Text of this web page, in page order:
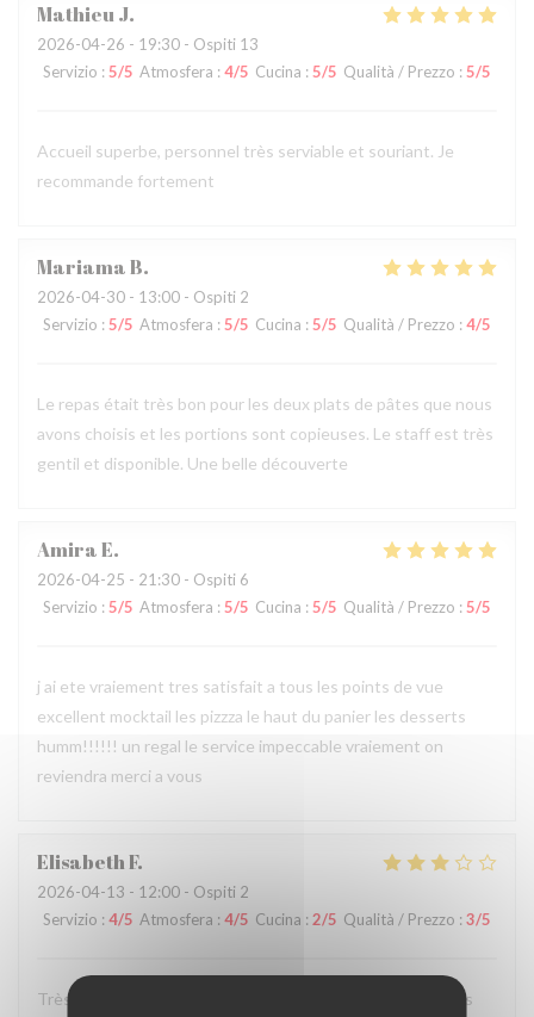
MathieuJ
2026-04-26 - 19:30 - Ospiti 13
Servizio : 5/5 Atmosfera : 4/5 Cucina : 5/5 Qualità / Prezzo : 5/5
Accueil superbe, personnel très serviable et souriant. Je
recommande fortement
MariamaB
2026-04-30 - 13:00 - Ospiti 2
Servizio : 5/5 Atmosfera : 5/5 Cucina : 5/5 Qualità / Prezzo : 4/5
Le repas était très bon pour les deux plats de pâtes que nous
avons choisis et les portions sont copieuses. Le staff est très
gentil et disponible. Une belle découverte
AmiraE
2026-04-25 - 21:30 - Ospiti 6
Servizio : 5/5 Atmosfera : 5/5 Cucina : 5/5 Qualità / Prezzo : 5/5
j ai ete vraiement tres satisfait a tous les points de vue
excellent mocktail les pizzza le haut du panier les desserts
humm!!!!!! un regal le service impeccable vraiement on
reviendra merci a vous
ElisabethF
2026-04-13 - 12:00 - Ospiti 2
Servizio : 4/5 Atmosfera : 4/5 Cucina : 2/5 Qualità / Prezzo : 3/5
Très déçue par ma pizza Calzone qui baignait dans l'eau des